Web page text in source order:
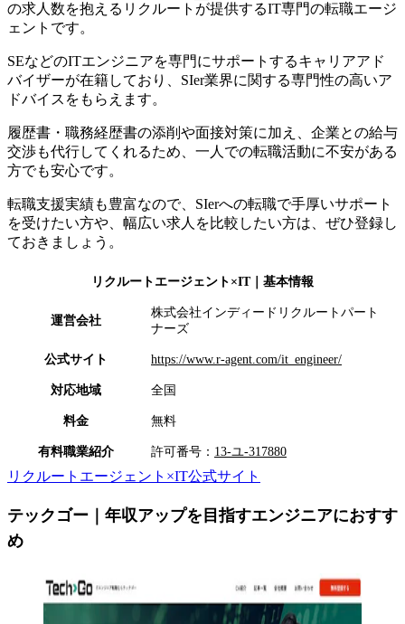
の求人数を抱えるリクルートが提供するIT専門の転職エージ
ェント です。
SEなどのITエンジニアを専門にサポートするキャリアアド
バイザーが在籍しており、SIer業界に関する専門性の高いア
ドバイスをもらえます。
履歴書・職務経歴書の添削や面接対策に加え、企業との給与
交渉も代行してくれるため、一人での転職活動に不安がある
方でも安心です。
転職支援実績も豊富なので、SIerへの転職で手厚いサポート
を受けたい方や、幅広い求人を比較したい方は、ぜひ登録し
ておきましょう。
リクルートエージェント×IT｜基本情報
運営会社
株式会社インディードリクルートパート
ナーズ
公式サイト https://www.r-agent.com/it_engineer/
対応地域 全国
料金 無料
有料職業紹介 許可番号： 13-ユ-317880
リクルートエージェント×IT公式サイト
テックゴー｜年収アップを目指すエンジニアにおすす
め